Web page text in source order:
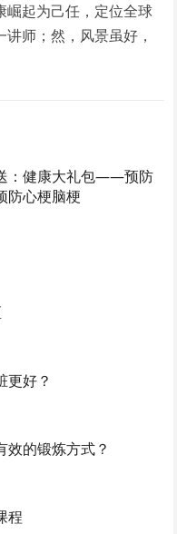
崛起为己任，定位全球
师；然，风景虽好，
：健康大礼包——预防
防心梗脑梗
更好？
效的锻炼方式？
程